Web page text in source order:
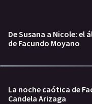
De Susana a Nicole: el
de Facundo Moyano
La noche caótica de
Candela Arizaga